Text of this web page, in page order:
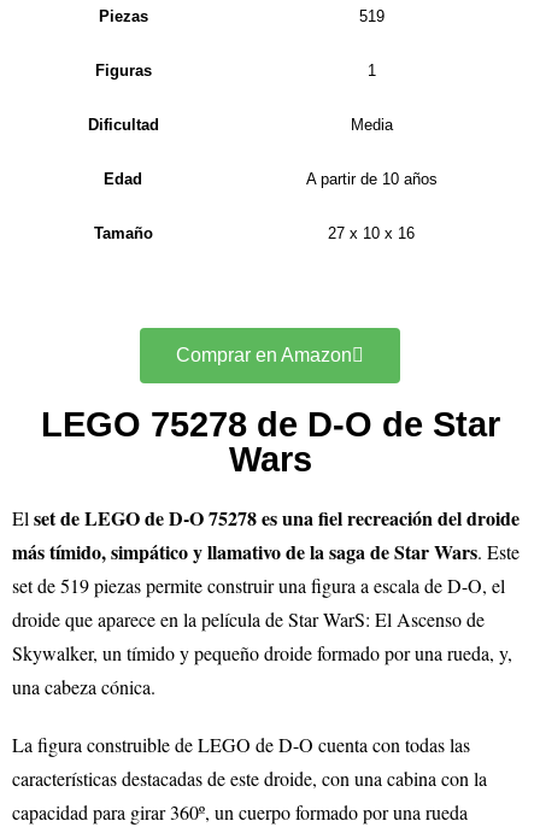
Piezas 519
Figuras 1
Dificultad Media
Edad A partir de 10 años
Tamaño 27 x 10 x 16
Comprar en Amazon
LEGO 75278 de D-O de Star
Wars
Elset de LEGO de D-O 75278 es una fiel recreación del droide
más tímido, simpático y llamativo de la saga de Star Wars. Este
set de 519 piezas permite construir una figura a escala de D-O, el
droide que aparece en la película de Star WarS: El Ascenso de
Skywalker, un tímido y pequeño droide formado por una rueda, y,
una cabeza cónica.
La figura construible de LEGO de D-O cuenta con todas las
características destacadas de este droide, con una cabina con la
capacidad para girar 360º, un cuerpo formado por una rueda